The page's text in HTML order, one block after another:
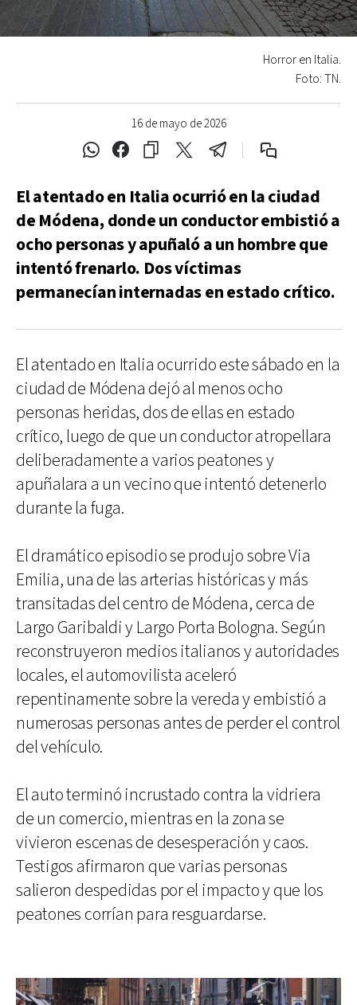
16 de mayo de 2026
Horror en Italia.
Foto: TN.
El atentado en Italia ocurrió en la ciudad
de Módena, donde un conductor embistió a
ocho personas y apuñaló a un hombre que
intentó frenarlo. Dos víctimas
permanecían internadas en estado crítico.
El atentado en Italia ocurrido este sábado en la
ciudad de Módena dejó al menos ocho
personas heridas, dos de ellas en estado
crítico, luego de que un conductor atropellara
deliberadamente a varios peatones y
apuñalara a un vecino que intentó detenerlo
durante la fuga.
El dramático episodio se produjo sobre Via
Emilia, una de las arterias históricas y más
transitadas del centro de Módena, cerca de
Largo Garibaldi y Largo Porta Bologna. Según
reconstruyeron medios italianos y autoridades
locales, el automovilista aceleró
repentinamente sobre la vereda y embistió a
numerosas personas antes de perder el control
del vehículo.
El auto terminó incrustado contra la vidriera
de un comercio, mientras en la zona se
vivieron escenas de desesperación y caos.
Testigos afirmaron que varias personas
salieron despedidas por el impacto y que los
peatones corrían para resguardarse.